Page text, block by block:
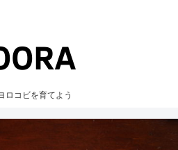
ロコビを育てよう